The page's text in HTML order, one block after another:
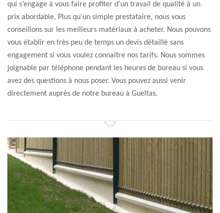
qui s’engage à vous faire profiter d’un travail de qualité à un
prix abordable. Plus qu’un simple prestataire, nous vous
conseillons sur les meilleurs matériaux à acheter. Nous pouvons
vous établir en très peu de temps un devis détaillé sans
engagement si vous voulez connaître nos tarifs. Nous sommes
joignable par téléphone pendant les heures de bureau si vous
avez des questions à nous poser. Vous pouvez aussi venir
directement auprès de notre bureau à Gueltas.